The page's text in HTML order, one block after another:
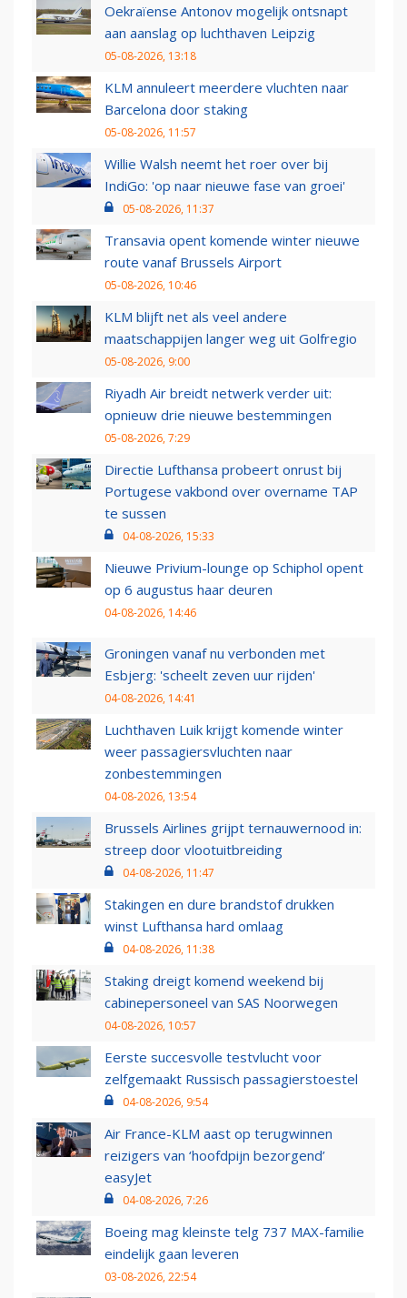
Oekraïense Antonov mogelijk ontsnapt
aan aanslag op luchthaven Leipzig
05-08-2026, 13:18
KLM annuleert meerdere vluchten naar
Barcelona door staking
05-08-2026, 11:57
Willie Walsh neemt het roer over bij
IndiGo: 'op naar nieuwe fase van groei'
05-08-2026, 11:37
Transavia opent komende winter nieuwe
route vanaf Brussels Airport
05-08-2026, 10:46
KLM blijft net als veel andere
maatschappijen langer weg uit Golfregio
05-08-2026, 9:00
Riyadh Air breidt netwerk verder uit:
opnieuw drie nieuwe bestemmingen
05-08-2026, 7:29
Directie Lufthansa probeert onrust bij
Portugese vakbond over overname TAP
te sussen
04-08-2026, 15:33
Nieuwe Privium-lounge op Schiphol opent
op 6 augustus haar deuren
04-08-2026, 14:46
Groningen vanaf nu verbonden met
Esbjerg: 'scheelt zeven uur rijden'
04-08-2026, 14:41
Luchthaven Luik krijgt komende winter
weer passagiersvluchten naar
zonbestemmingen
04-08-2026, 13:54
Brussels Airlines grijpt ternauwernood in:
streep door vlootuitbreiding
04-08-2026, 11:47
Stakingen en dure brandstof drukken
winst Lufthansa hard omlaag
04-08-2026, 11:38
Staking dreigt komend weekend bij
cabinepersoneel van SAS Noorwegen
04-08-2026, 10:57
Eerste succesvolle testvlucht voor
zelfgemaakt Russisch passagierstoestel
04-08-2026, 9:54
Air France-KLM aast op terugwinnen
reizigers van ‘hoofdpijn bezorgend’
easyJet
04-08-2026, 7:26
Boeing mag kleinste telg 737 MAX-familie
eindelijk gaan leveren
03-08-2026, 22:54